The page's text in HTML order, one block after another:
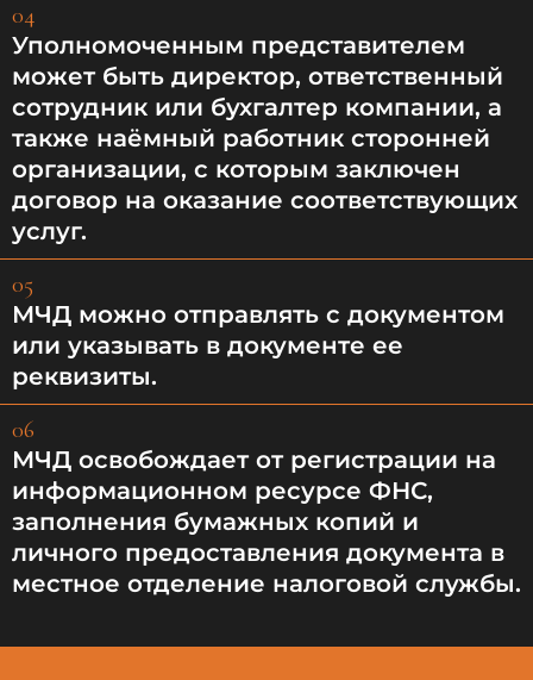
04
Уполномоченным представителем
может быть директор, ответственный
сотрудник или бухгалтер компании, а
также наёмный работник сторонней
организации, с которым заключен
договор на оказание соответствующих
услуг.
05
МЧД можно отправлять с документом
или указывать в документе ее
реквизиты.
06
МЧД освобождает от регистрации на
информационном ресурсе ФНС,
заполнения бумажных копий и
личного предоставления документа в
местное отделение налоговой службы.